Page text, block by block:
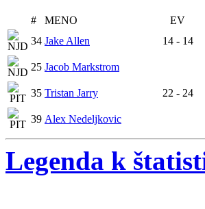
# MENO EV
34 Jake Allen 14 - 14
25 Jacob Markstrom
35 Tristan Jarry 22 - 24
39 Alex Nedeljkovic
Legenda k